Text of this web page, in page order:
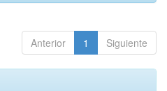
Anterior 1 Siguiente